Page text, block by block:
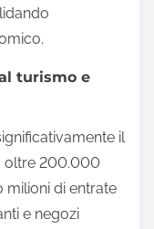
turismo e
il
oltre 200.000
milioni di entrate
e negozi